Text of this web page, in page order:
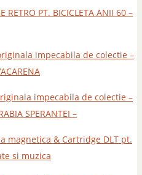
RETRO PT. BICICLETA ANII 60 –
impecabila de colectie –
impecabila de colectie –
SPERANTEI –
magnetica & Cartridge DLT pt.
si muzica